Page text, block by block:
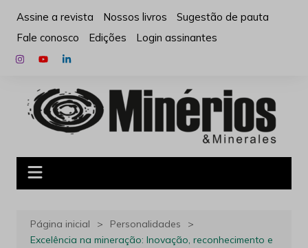
para
conteúdo
Assine a revista Nossos livros
Sugestão de pauta
Fale conosco
Edições Login assinantes
Página inicial
Personalidades
Excelência na mineração: Inovação, reconhecimento e